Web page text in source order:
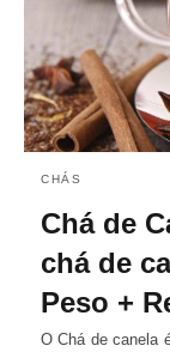
CHÁS
Chá de
chá de
Peso +
O Chá de canela